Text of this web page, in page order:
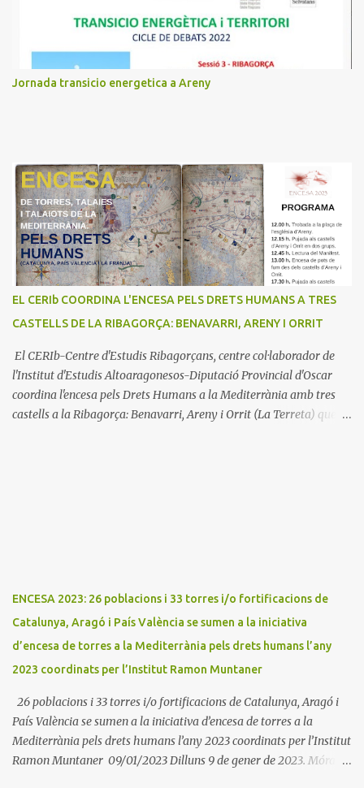
Jornada transicio energetica a Areny
EL CERIb COORDINA L'ENCESA PELS DRETS HUMANS A TRES
CASTELLS DE LA RIBAGORÇA: BENAVARRI, ARENY I ORRIT
El CERIb-Centre d'Estudis Ribagorçans, centre col·laborador de
l'Institut d'Estudis Altoaragonesos-Diputació Provincial d'Oscar
coordina l'encesa pels Drets Humans a la Mediterrània amb tres
castells a la Ribagorça: Benavarri, Areny i Orrit (La Terreta) que
ENCESA 2023: 26 poblacions i 33 torres i/o fortificacions de
Catalunya, Aragó i País València se sumen a la iniciativa
d’encesa de torres a la Mediterrània pels drets humans l’any
2023 coordinats per l’Institut Ramon Muntaner
26 poblacions i 33 torres i/o fortificacions de Catalunya, Aragó i
País València se sumen a la iniciativa d’encesa de torres a la
Mediterrània pels drets humans l’any 2023 coordinats per l’Institut
Ramon Muntaner 09/01/2023 Dilluns 9 de gener de 2023. Móra la